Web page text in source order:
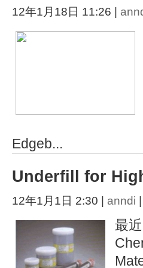
12年1月18日 11:26 |
Edgeb...
Underfill for
12年1月1日 2:30 | anndi
最